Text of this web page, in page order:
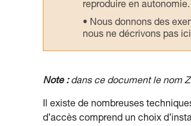
reproduire en autonomie.
Nous donnons des
nous ne décrivons pas
Note :dans ce document le nom
Il existe de nombreuses
d’accès comprend un choix